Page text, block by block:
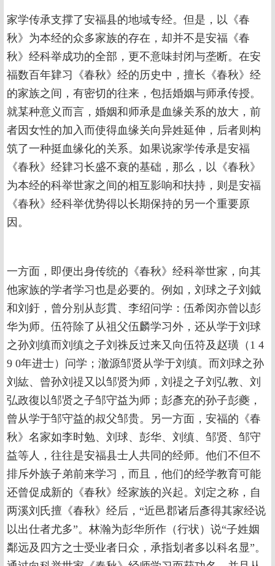
家学传承支撑了安福县的地域专经。但是，以《春
秋》为本经的众多家族的存在，却并不是安福《春
秋》经科举成功的全部，更不意味封闭与垄断。在安
福数百年肄习《春秋》经的历史中，擅长《春秋》经
的家族之间，有密切的往来，包括婚姻与师承传授。
就某种意义而言，婚姻和师承是血缘关系的放大，前
者因女性的加入而使得血缘关向异姓延伸，后者则构
筑了一种挺血缘化的关系。如果说家学传承是安福
《春秋》经肄习长盛不衰的基础，那么，以《春秋》
为本经的科举世家之间的相互影响和扶持，则是安福
《春秋》经科举优势得以长期保持的另一个重要原
因。
一方面，即便出身传统的《春秋》经科举世家，向其
他家族的学者学习也是必要的。例如，刘球之子刘鉞
和刘釪，曾分别从彭貫、李绍问学：伍希闵亦曾以彭
华为师。伍符除了从祖父伍麟学习外，还从学于刘球
之孙刘缜而刘缜之子刘祩反过来又向伍符及赵璜（1 4
9 0年进士）问学；澈源邹贤从学于刘缜。而刘球之孙
刘紘、曾孙刘禔又以邹贤为师，刘禔之子刘弘教、刘
弘政復以邹贤之子邹守益为师；彭彥充的孙子彭夔，
曾从学于邹守益的叔父邹贵。另一方面，安福的《春
秋》名家如李时勉、刘球、彭华、刘缜、邹贤、邹守
益等人，往往是安福县士人共同的经师。他们不但不
排斥外族子弟前来学习，而且，他们的经学教育可能
还曾促成新的《春秋》经家族的兴起。刘定之称，自
两溪刘氏擅《春秋》经后，“近邑郡诸后彥得其家经说
以出仕者尤多”。林瀚为彭华所作（行状）说“子姓姻
鄰远及四方之士受业者日众，承指划者多以科名显”。